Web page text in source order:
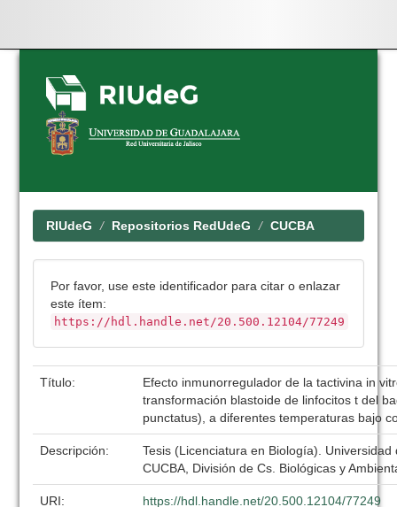
Skip
navigation
RIUdeG Repositorios RedUdeG CUCBA
Por favor, use este identificador para citar o enlazar
este ítem:
https://hdl.handle.net/20.500.12104/77249
Título:
Efecto inmunorregulador de la tactivina in
transformación blastoide de linfocitos t del
punctatus), a diferentes temperaturas bajo
Descripción:
Tesis (Licenciatura en Biología). Universidad
CUCBA, División de Cs. Biológicas y
URI: https://hdl.handle.net/20.500.12104/77249